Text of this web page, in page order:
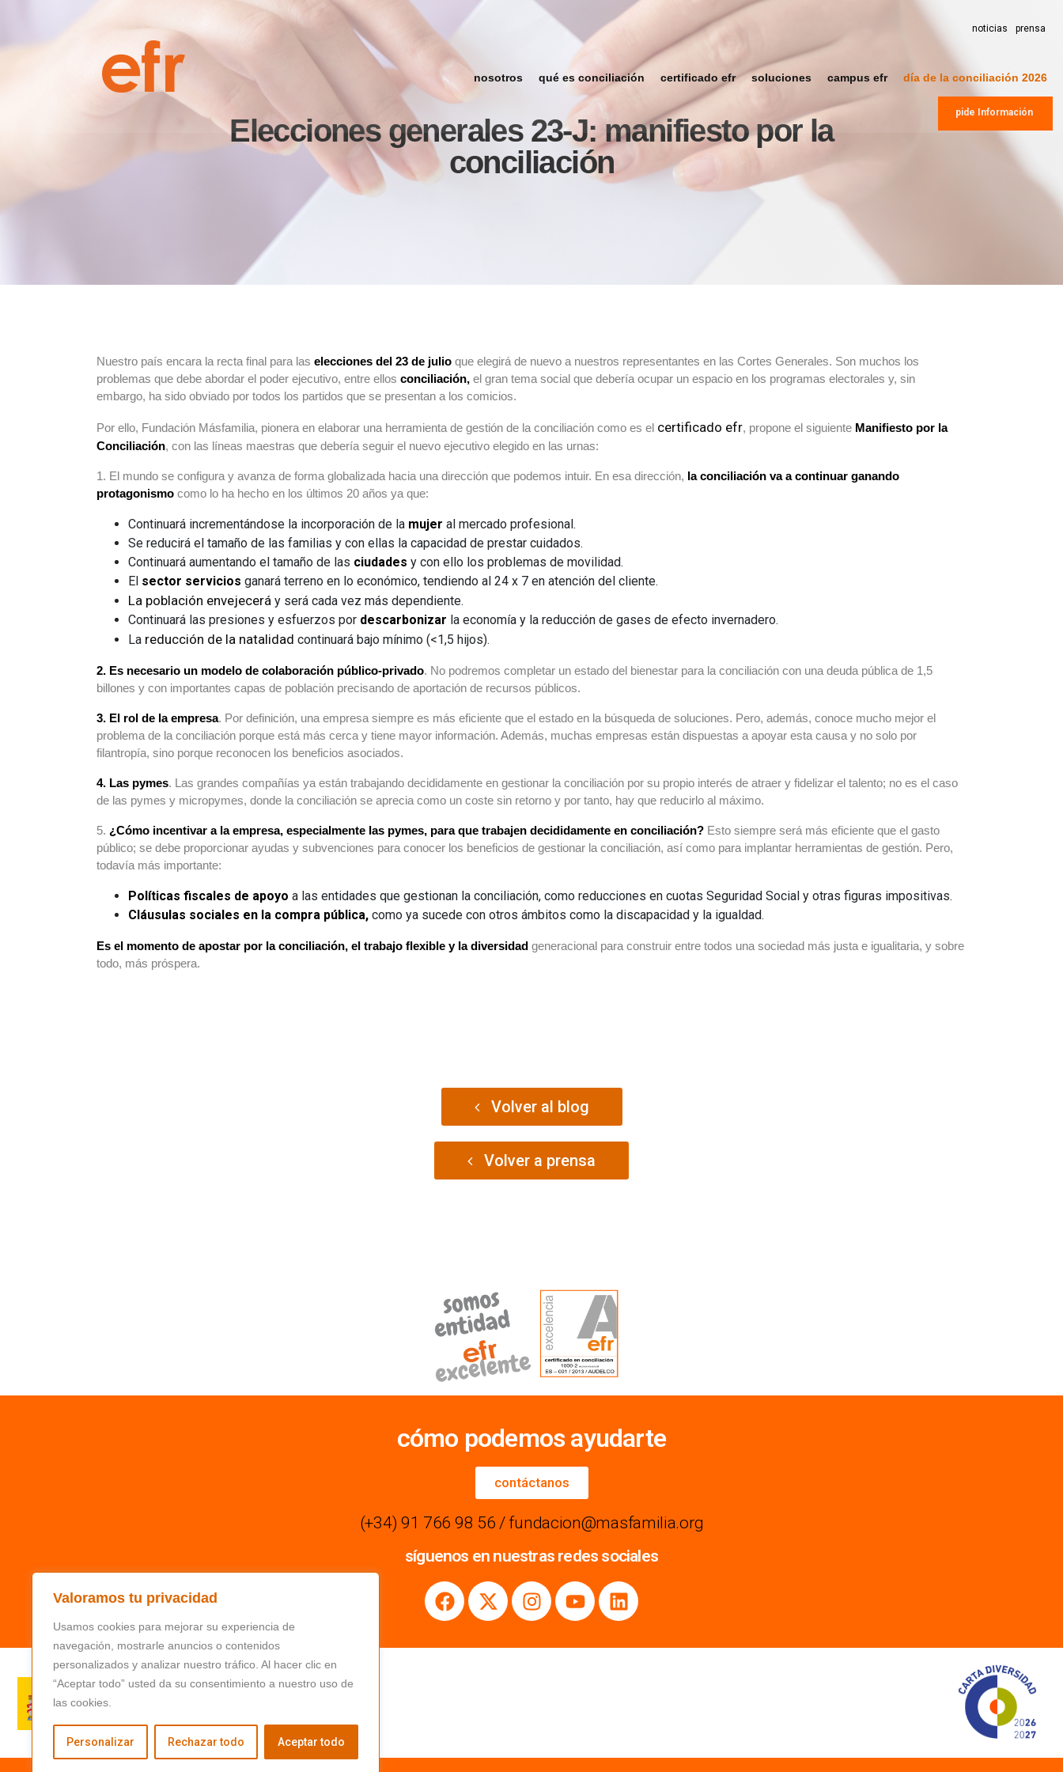
Valoramos tu privacidad
Usamos cookies para mejorar su experiencia de
navegación, mostrarle anuncios o contenidos
personalizados y analizar nuestro tráfico. Al hacer clic en
“Aceptar todo” usted da su consentimiento a nuestro uso de
las cookies.
Personalizar Rechazar todo Aceptar todo
noticias prensa
nosotros qué es conciliación certificado efr soluciones campus efr día de la conciliación 2026
pide Información
Elecciones generales 23-J: manifiesto por la
conciliación
Nuestro país encara la recta final para las elecciones del 23 de julio que elegirá de nuevo a nuestros representantes en las Cortes Generales. Son muchos los
problemas que debe abordar el poder ejecutivo, entre ellos conciliación, el gran tema social que debería ocupar un espacio en los programas electorales y, sin
embargo, ha sido obviado por todos los partidos que se presentan a los comicios.
Por ello, Fundación Másfamilia, pionera en elaborar una herramienta de gestión de la conciliación como es el certificado efr, propone el siguiente Manifiesto por la
Conciliación, con las líneas maestras que debería seguir el nuevo ejecutivo elegido en las urnas:
1. El mundo se configura y avanza de forma globalizada hacia una dirección que podemos intuir. En esa dirección, la conciliación va a continuar ganando
protagonismo como lo ha hecho en los últimos 20 años ya que:
Continuará incrementándose la incorporación de la mujer al mercado profesional.
Se reducirá el tamaño de las familias y con ellas la capacidad de prestar cuidados.
Continuará aumentando el tamaño de las ciudades y con ello los problemas de movilidad.
El sector servicios ganará terreno en lo económico, tendiendo al 24 x 7 en atención del cliente.
La población envejecerá y será cada vez más dependiente.
Continuará las presiones y esfuerzos por descarbonizar la economía y la reducción de gases de efecto invernadero.
La reducción de la natalidad continuará bajo mínimo (<1,5 hijos).
2. Es necesario un modelo de colaboración público-privado. No podremos completar un estado del bienestar para la conciliación con una deuda pública de 1,5
billones y con importantes capas de población precisando de aportación de recursos públicos.
3. El rol de la empresa. Por definición, una empresa siempre es más eficiente que el estado en la búsqueda de soluciones. Pero, además, conoce mucho mejor el
problema de la conciliación porque está más cerca y tiene mayor información. Además, muchas empresas están dispuestas a apoyar esta causa y no solo por
filantropía, sino porque reconocen los beneficios asociados.
4. Las pymes. Las grandes compañías ya están trabajando decididamente en gestionar la conciliación por su propio interés de atraer y fidelizar el talento; no es el caso
de las pymes y micropymes, donde la conciliación se aprecia como un coste sin retorno y por tanto, hay que reducirlo al máximo.
5. ¿Cómo incentivar a la empresa, especialmente las pymes, para que trabajen decididamente en conciliación? Esto siempre será más eficiente que el gasto
público; se debe proporcionar ayudas y subvenciones para conocer los beneficios de gestionar la conciliación, así como para implantar herramientas de gestión. Pero,
todavía más importante:
Políticas fiscales de apoyo a las entidades que gestionan la conciliación, como reducciones en cuotas Seguridad Social y otras figuras impositivas.
Cláusulas sociales en la compra pública, como ya sucede con otros ámbitos como la discapacidad y la igualdad.
Es el momento de apostar por la conciliación, el trabajo flexible y la diversidad generacional para construir entre todos una sociedad más justa e igualitaria, y sobre
todo, más próspera.
Volver al blog
Volver a prensa
cómo podemos ayudarte
contáctanos
(+34) 91 766 98 56 / fundacion@masfamilia.org
síguenos en nuestras redes sociales